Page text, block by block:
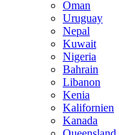
Oman
Uruguay
Nepal
Kuwait
Nigeria
Bahrain
Libanon
Kenia
Kalifornien
Kanada